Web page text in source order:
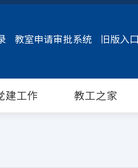
建工作 教工之家
教室申请审批系统 旧版入口